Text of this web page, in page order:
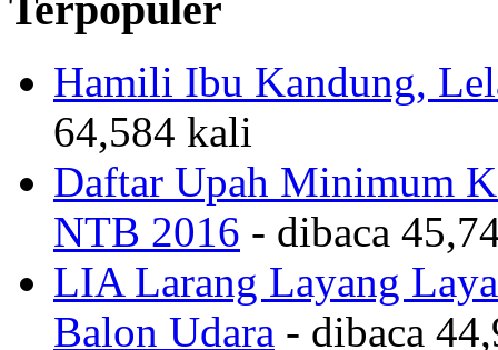
Terpopuler
Hamili Ibu Kandung,
64,584 kali
Daftar Upah Minimum
NTB 2016- dibaca
LIA Larang Layang